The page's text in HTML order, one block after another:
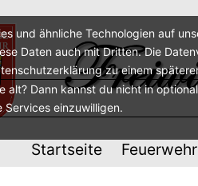
Startseite Feuerwehr
und ähnliche Technologien auf
Daten auch mit Dritten. Die
zu einem
alt? Dann kannst du nicht in
einzuwilligen.